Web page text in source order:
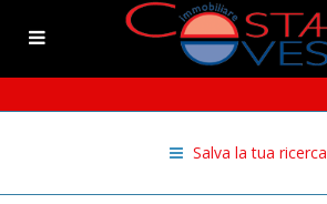
Salva la tua ricerca